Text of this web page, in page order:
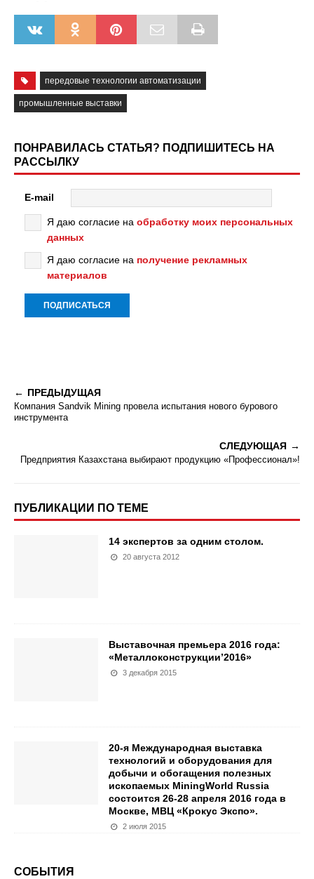
передовые технологии автоматизации
промышленные выставки
ПОНРАВИЛАСЬ СТАТЬЯ? ПОДПИШИТЕСЬ НА
РАССЫЛКУ
E-mail
Я даю согласие на обработку моих персональных
данных
Я даю согласие на получение рекламных
материалов
ПРЕДЫДУЩАЯ
Компания Sandvik Mining провела испытания нового бурового
инструмента
СЛЕДУЮЩАЯ
Предприятия Казахстана выбирают продукцию «Профессионал»!
ПУБЛИКАЦИИ ПО ТЕМЕ
14 экспертов за одним столом.
20 августа 2012
Выставочная премьера 2016 года:
«Металлоконструкции’2016»
3 декабря 2015
20-я Международная выставка
технологий и оборудования для
добычи и обогащения полезных
ископаемых MiningWorld Russia
состоится 26-28 апреля 2016 года в
Москве, МВЦ «Крокус Экспо».
2 июля 2015
СОБЫТИЯ